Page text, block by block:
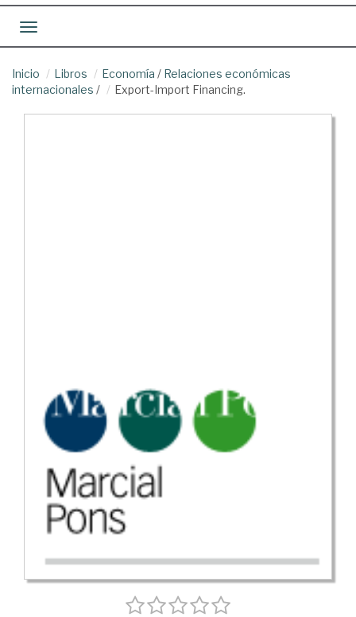
Toggle navigation
Inicio Libros Economía / Relaciones económicas
internacionales / Export-Import Financing.